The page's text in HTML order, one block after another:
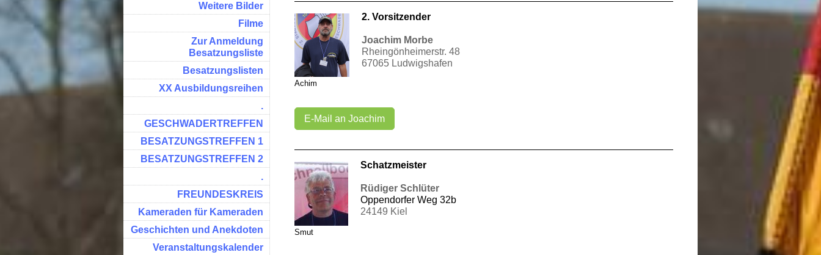
Achim
2. Vorsitzender
Joachim Morbe
Rheingönheimerstr. 48
67065 Ludwigshafen
E-Mail an Joachim
Smut
Schatzmeister
Rüdiger Schlüter
Oppendorfer Weg 32b
24149 Kiel
Weitere Bilder
Filme
Zur Anmeldung
Besatzungsliste
Besatzungslisten
XX Ausbildungsreihen
.
GESCHWADERTREFFEN
BESATZUNGSTREFFEN 1
BESATZUNGSTREFFEN 2
.
FREUNDESKREIS
Kameraden für Kameraden
Geschichten und Anekdoten
Veranstaltungskalender